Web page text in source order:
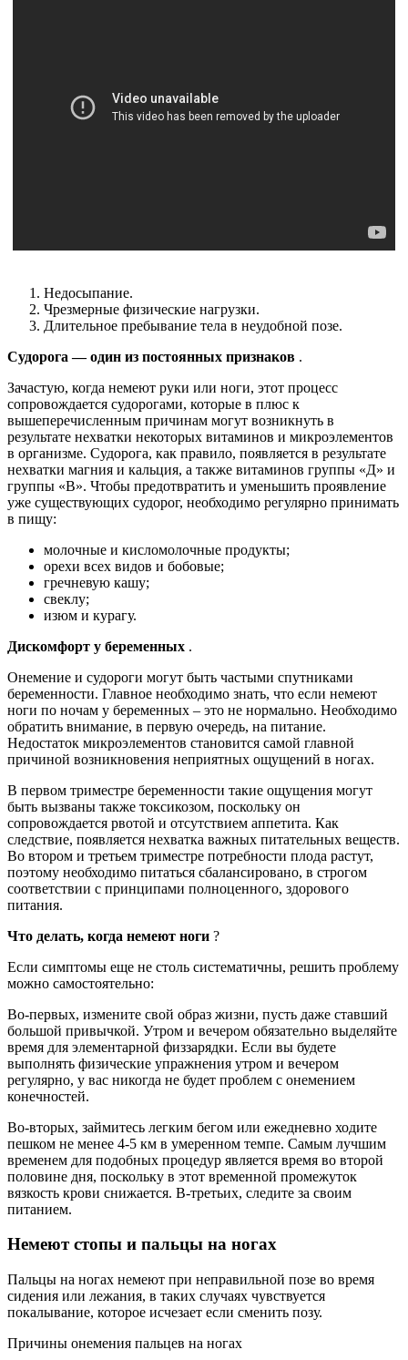
Недосыпание.
Чрезмерные физические нагрузки.
Длительное пребывание тела в неудобной позе.
Судорога — один из постоянных признаков .
Зачастую, когда немеют руки или ноги, этот процесс
сопровождается судорогами, которые в плюс к
вышеперечисленным причинам могут возникнуть в
результате нехватки некоторых витаминов и микроэлементов
в организме. Судорога, как правило, появляется в результате
нехватки магния и кальция, а также витаминов группы «Д» и
группы «В». Чтобы предотвратить и уменьшить проявление
уже существующих судорог, необходимо регулярно принимать
в пищу:
молочные и кисломолочные продукты;
орехи всех видов и бобовые;
гречневую кашу;
свеклу;
изюм и курагу.
Дискомфорт у беременных .
Онемение и судороги могут быть частыми спутниками
беременности. Главное необходимо знать, что если немеют
ноги по ночам у беременных – это не нормально. Необходимо
обратить внимание, в первую очередь, на питание.
Недостаток микроэлементов становится самой главной
причиной возникновения неприятных ощущений в ногах.
В первом триместре беременности такие ощущения могут
быть вызваны также токсикозом, поскольку он
сопровождается рвотой и отсутствием аппетита. Как
следствие, появляется нехватка важных питательных веществ.
Во втором и третьем триместре потребности плода растут,
поэтому необходимо питаться сбалансировано, в строгом
соответствии с принципами полноценного, здорового
питания.
Что делать, когда немеют ноги ?
Если симптомы еще не столь систематичны, решить проблему
можно самостоятельно:
Во-первых, измените свой образ жизни, пусть даже ставший
большой привычкой. Утром и вечером обязательно выделяйте
время для элементарной физзарядки. Если вы будете
выполнять физические упражнения утром и вечером
регулярно, у вас никогда не будет проблем с онемением
конечностей.
Во-вторых, займитесь легким бегом или ежедневно ходите
пешком не менее 4-5 км в умеренном темпе. Самым лучшим
временем для подобных процедур является время во второй
половине дня, поскольку в этот временной промежуток
вязкость крови снижается. В-третьих, следите за своим
питанием.
Немеют стопы и пальцы на ногах
Пальцы на ногах немеют при неправильной позе во время
сидения или лежания, в таких случаях чувствуется
покалывание, которое исчезает если сменить позу.
Причины онемения пальцев на ногах